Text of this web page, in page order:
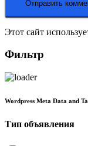
Этот сайт
Фильтр
Wordpress Meta Data and
Тип объявления